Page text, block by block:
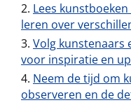
Lees
leren over
Volg kunstenaars
voor inspiratie en
Neem de tijd om
observeren en de